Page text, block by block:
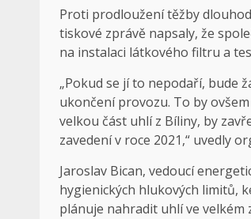
Proti prodloužení těžby
tiskové zprávě napsaly, že
na instalaci látkového filtru a
„Pokud se jí to nepodaří, bude
ukončení provozu. To by
velkou část uhlí z Bíliny, by
zavedení v roce 2021,“ uvedly
Jaroslav Bican, vedoucí
hygienických hlukových limitů,
plánuje nahradit uhlí ve velkém